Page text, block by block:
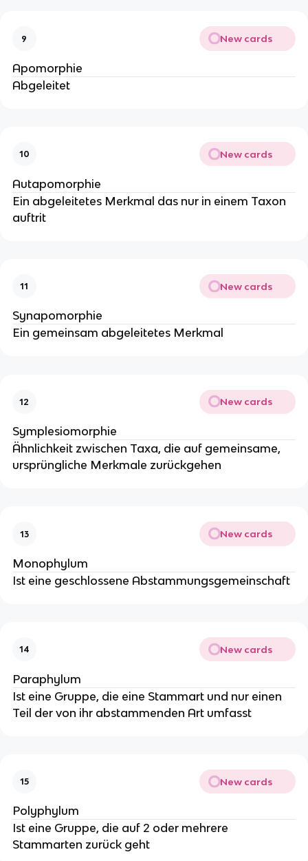
9 New cards
Apomorphie
Abgeleitet
10 New cards
Autapomorphie
Ein abgeleitetes Merkmal das nur in einem Taxon
auftrit
11 New cards
Synapomorphie
Ein gemeinsam abgeleitetes Merkmal
12 New cards
Symplesiomorphie
Ähnlichkeit zwischen Taxa, die auf gemeinsame,
ursprüngliche Merkmale zurückgehen
13 New cards
Monophylum
Ist eine geschlossene Abstammungsgemeinschaft
14 New cards
Paraphylum
Ist eine Gruppe, die eine Stammart und nur einen
Teil der von ihr abstammenden Art umfasst
15 New cards
Polyphylum
Ist eine Gruppe, die auf 2 oder mehrere
Stammarten zurück geht